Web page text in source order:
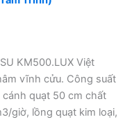
KM500.LUX Việt
vĩnh cửu. Công suất
cánh quạt 50 cm chất
giờ, lồng quạt kim loại,